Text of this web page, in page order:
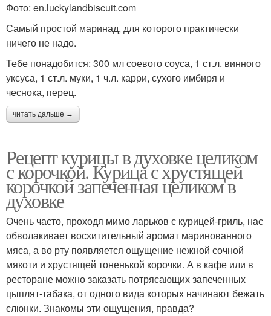
Фото: en.luckylandbiscuit.com
Самый простой маринад, для которого практически
ничего не надо.
Тебе понадобится: 300 мл соевого соуса, 1 ст.л. винного
уксуса, 1 ст.л. муки, 1 ч.л. карри, сухого имбиря и
чеснока, перец.
читать дальше →
Рецепт курицы в духовке целиком
с корочкой. Курица с хрустящей
корочкой запеченная целиком в
духовке
Очень часто, проходя мимо ларьков с курицей-гриль, нас
обволакивает восхитительный аромат маринованного
мяса, а во рту появляется ощущение нежной сочной
мякоти и хрустящей тоненькой корочки. А в кафе или в
ресторане можно заказать потрясающих запеченных
цыплят-табака, от одного вида которых начинают бежать
слюнки. Знакомы эти ощущения, правда?